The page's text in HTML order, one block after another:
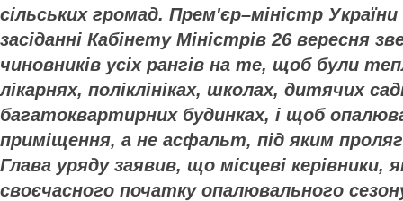
сільських громад. Прем'єр–міністр
засіданні Кабінету Міністрів 26 вересня
чиновників усіх рангів на те, щоб були
лікарнях, поліклініках, школах, дитячих
багатоквартирних будинках, і щоб
приміщення, а не асфальт, під яким
Глава уряду заявив, що місцеві керівники,
своєчасного початку опалювального